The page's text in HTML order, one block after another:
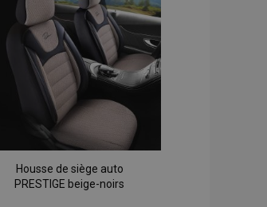
d'achats
Housse de siège auto
PRESTIGE beige-noirs